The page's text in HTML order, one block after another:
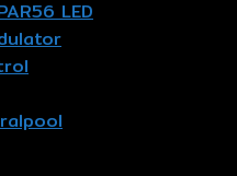
LED